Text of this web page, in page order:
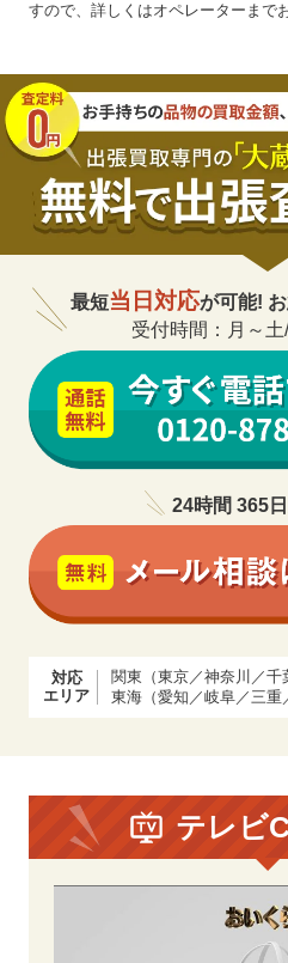
すので、詳しくはオペレーターまで
最短当日対応が可能!
受付時間：月～
24時間 365
対応
エリア
関東（東京／神奈川／千
東海（愛知／岐阜／三重
テレビ